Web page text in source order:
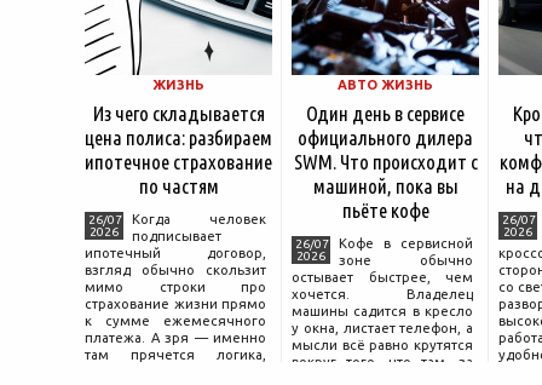
ЖИЗНЬ
Из чего складывается
цена полиса: разбираем
ипотечное страхование
по частям
26/07
2026
Когда человек
подписывает
ипотечный договор,
взгляд обычно скользит
мимо строки про
страхование жизни прямо
к сумме ежемесячного
платежа. А зря — именно
там прячется логика,
АВТО ЖИЗНЬ
Один день в сервисе
официального дилера
SWM. Что происходит с
машиной, пока вы
пьёте кофе
26/07
2026
Кофе в сервисной
зоне обычно
остывает быстрее, чем
хочется. Владелец
машины садится в кресло
у окна, листает телефон, а
мысли всё равно крутятся
вокруг того, что там, за
на
26/07
2026
со